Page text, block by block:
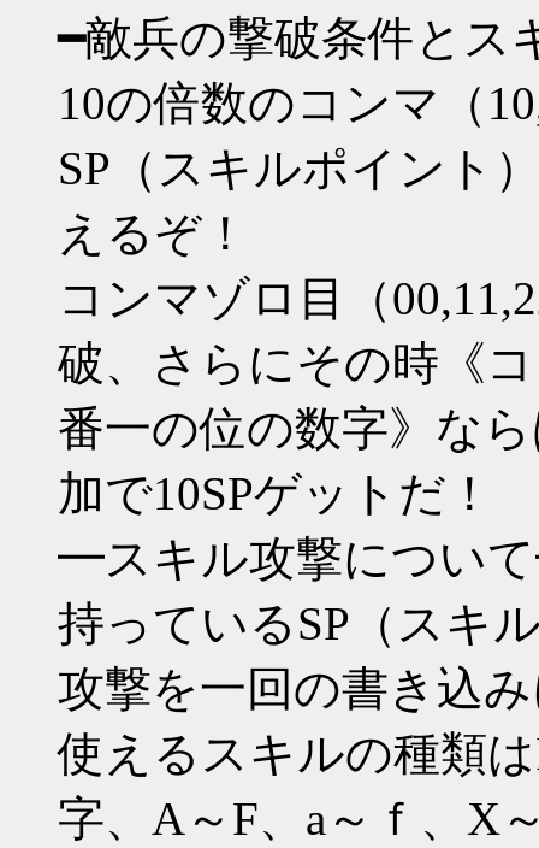
━敵兵の撃破条件と
10の倍数のコンマ（
SP（スキルポイント
えるぞ！
コンマゾロ目（
破、さらにその時《
番一の位の数字》な
加で10SPゲットだ！
━スキル攻撃につい
持っているSP（スキ
攻撃を一回の書き込
使えるスキルの種類
字、A～F、a～ｆ、X